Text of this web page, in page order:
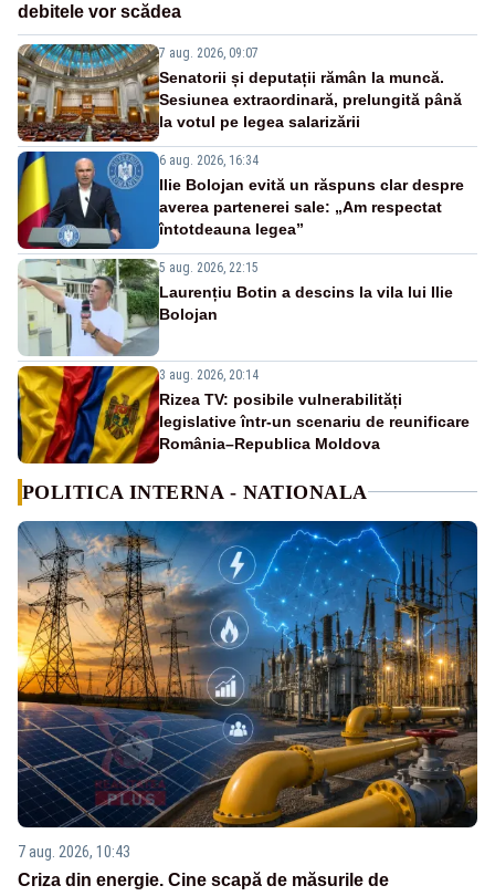
debitele vor scădea
7 aug. 2026, 09:07
Senatorii și deputații rămân la muncă.
Sesiunea extraordinară, prelungită până
la votul pe legea salarizării
6 aug. 2026, 16:34
Ilie Bolojan evită un răspuns clar despre
averea partenerei sale: „Am respectat
întotdeauna legea”
5 aug. 2026, 22:15
Laurențiu Botin a descins la vila lui Ilie
Bolojan
3 aug. 2026, 20:14
Rizea TV: posibile vulnerabilități
legislative într-un scenariu de reunificare
România–Republica Moldova
POLITICA INTERNA - NATIONALA
7 aug. 2026, 10:43
Criza din energie. Cine scapă de măsurile de